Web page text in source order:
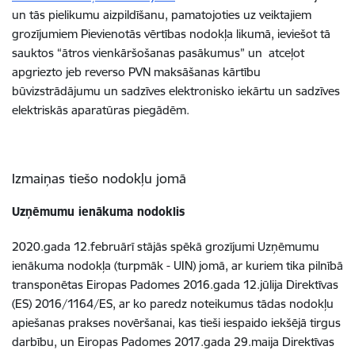
un tās pielikumu aizpildīšanu, pamatojoties uz veiktajiem
grozījumiem Pievienotās vērtības nodokļa likumā, ieviešot tā
sauktos “ātros vienkāršošanas pasākumus” un atceļot
apgriezto jeb reverso PVN maksāšanas kārtību
būvizstrādājumu un sadzīves elektronisko iekārtu un sadzīves
elektriskās aparatūras piegādēm.
Izmaiņas tiešo nodokļu jomā
Uzņēmumu ienākuma nodoklis
2020.gada 12.februārī stājās spēkā grozījumi Uzņēmumu
ienākuma nodokļa (turpmāk - UIN) jomā, ar kuriem tika pilnībā
transponētas Eiropas Padomes 2016.gada 12.jūlija Direktīvas
(ES) 2016/1164/ES, ar ko paredz noteikumus tādas nodokļu
apiešanas prakses novēršanai, kas tieši iespaido iekšējā tirgus
darbību, un Eiropas Padomes 2017.gada 29.maija Direktīvas